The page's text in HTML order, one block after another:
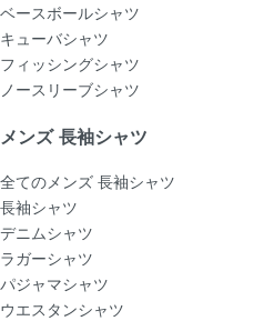
ベースボールシャツ
キューバシャツ
フィッシングシャツ
ノースリーブシャツ
メンズ 長袖シャツ
全てのメンズ 長袖シャツ
長袖シャツ
デニムシャツ
ラガーシャツ
パジャマシャツ
ウエスタンシャツ